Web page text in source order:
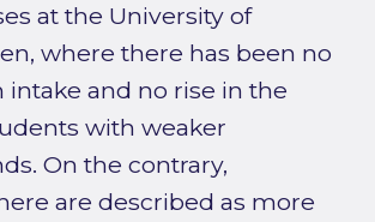
at the University of
where there has been no
intake and no rise in the
with weaker
On the contrary,
are described as more